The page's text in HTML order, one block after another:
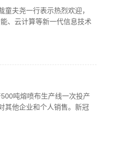
夫尧一行表示热烈欢迎，
、云计算等新一代信息技术
吨熔喷布生产线一次投产
其他企业和个人销售。新冠